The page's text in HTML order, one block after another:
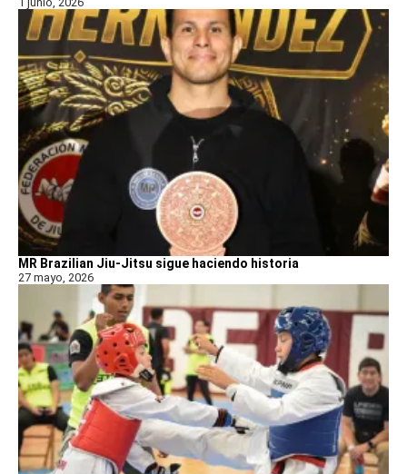
MR Brazilian Jiu-Jitsu sigue haciendo historia
27 mayo, 2026